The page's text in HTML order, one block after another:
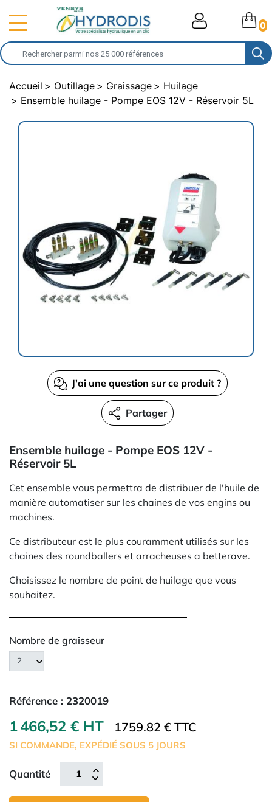
0
Accueil Outillage Graissage
Huilage
Ensemble huilage - Pompe EOS 12V - Réservoir 5L
J'ai une question sur ce produit ?
Partager
Ensemble huilage - Pompe EOS 12V -
Réservoir 5L
Cet ensemble vous permettra de distribuer de l'huile de
manière automatiser sur les chaines de vos engins ou
machines.
Ce distributeur est le plus couramment utilisés sur les
chaines des roundballers et arracheuses a betterave.
Choisissez le nombre de point de huilage que vous
souhaitez.
Nombre de graisseur
Référence : 2320019
1 466,52 € HT 1759.82 € TTC
SI COMMANDE, EXPÉDIÉ SOUS 5 JOURS
Quantité